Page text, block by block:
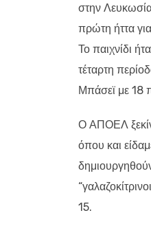
στην
πρώτη ήττα
Το παιχνίδι
τέταρτη
Μπάσεϊ με 18
Ο ΑΠΟΕΛ
όπου και
15.